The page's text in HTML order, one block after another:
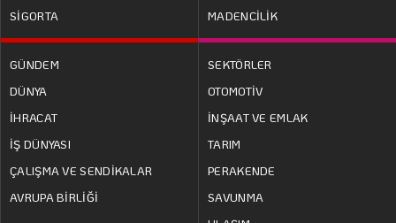
SİGORTA
MADENCİLİK
GÜNDEM
DÜNYA
İHRACAT
İŞ DÜNYASI
ÇALIŞMA VE SENDİKALAR
AVRUPA BİRLİĞİ
SEKTÖRLER
OTOMOTİV
İNŞAAT VE EMLAK
TARIM
PERAKENDE
SAVUNMA